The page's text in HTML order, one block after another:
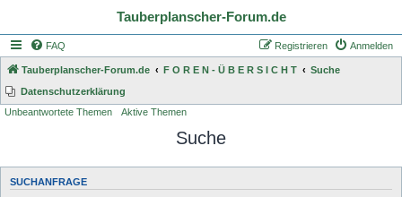
Tauberplanscher-Forum.de
FAQ Anmelden
Registrieren
Tauberplanscher-Forum.de F O R E N - Ü B E R S I C H T
Suche
Datenschutzerklärung
Unbeantwortete Themen
Aktive Themen
Suche
SUCHANFRAGE